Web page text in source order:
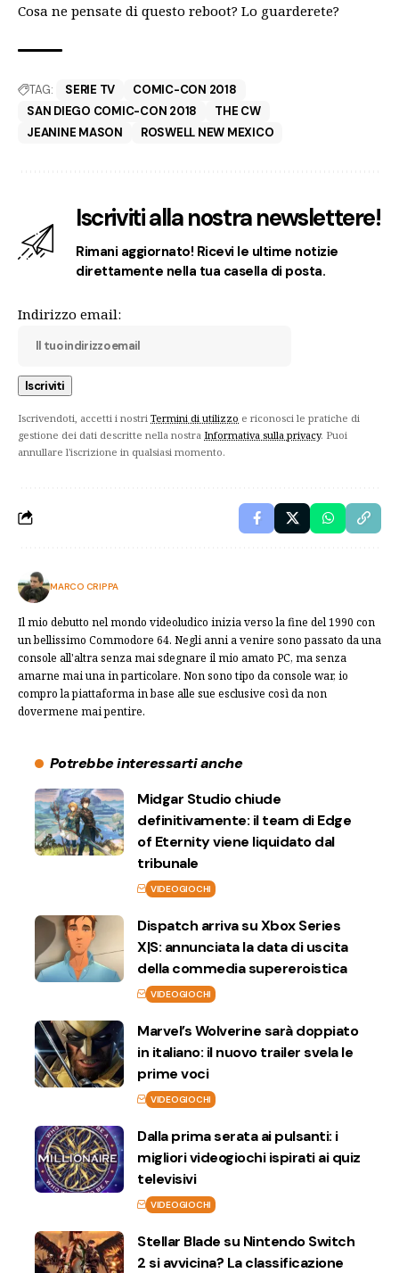
Cosa ne pensate di questo reboot? Lo guarderete?
TAG: SERIE TV
COMIC-CON 2018
SAN DIEGO COMIC-CON 2018
THE CW
JEANINE MASON
ROSWELL NEW MEXICO
Iscriviti alla nostra newslettere!
Rimani aggiornato! Ricevi le ultime notizie
direttamente nella tua casella di posta.
Indirizzo email:
Iscrivendoti, accetti i nostri Termini di utilizzo e riconosci le pratiche di
gestione dei dati descritte nella nostra Informativa sulla privacy. Puoi
annullare l'iscrizione in qualsiasi momento.
MARCO CRIPPA
Il mio debutto nel mondo videoludico inizia verso la fine del 1990 con
un bellissimo Commodore 64. Negli anni a venire sono passato da una
console all'altra senza mai sdegnare il mio amato PC, ma senza
amarne mai una in particolare. Non sono tipo da console war, io
compro la piattaforma in base alle sue esclusive così da non
dovermene mai pentire.
Potrebbe interessarti anche
Midgar Studio chiude
definitivamente: il team di Edge
of Eternity viene liquidato dal
tribunale
VIDEOGIOCHI
Dispatch arriva su Xbox Series
X|S: annunciata la data di uscita
della commedia supereroistica
VIDEOGIOCHI
Marvel’s Wolverine sarà doppiato
in italiano: il nuovo trailer svela le
prime voci
VIDEOGIOCHI
Dalla prima serata ai pulsanti: i
migliori videogiochi ispirati ai quiz
televisivi
VIDEOGIOCHI
Stellar Blade su Nintendo Switch
2 si avvicina? La classificazione